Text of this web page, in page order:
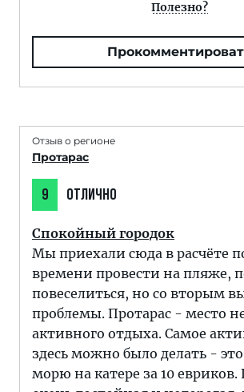
Полезно?
Отзыв о регионе
Протарас
9 ОТЛИЧНО
Спокойный городок
Мы приехали сюда в расчёте
времени провести на пляже,
повеселиться, но со вторым
проблемы. Протарас - место
активного отдыха. Самое
здесь можно было делать - это
морю на катере за 10 евриков.